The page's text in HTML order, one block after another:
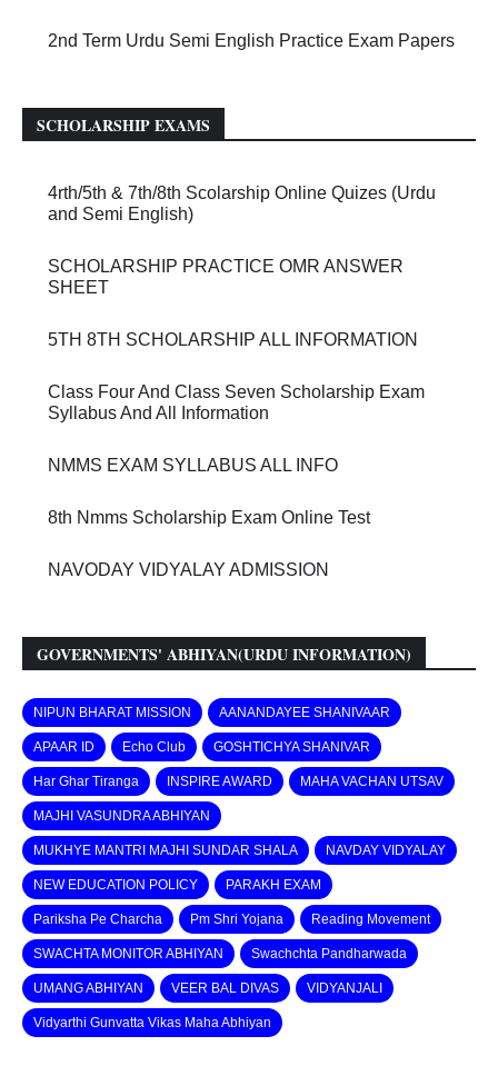
2nd Term Urdu Semi English Practice Exam Papers
SCHOLARSHIP EXAMS
4rth/5th & 7th/8th Scolarship Online Quizes (Urdu
and Semi English)
SCHOLARSHIP PRACTICE OMR ANSWER
SHEET
5TH 8TH SCHOLARSHIP ALL INFORMATION
Class Four And Class Seven Scholarship Exam
Syllabus And All Information
NMMS EXAM SYLLABUS ALL INFO
8th Nmms Scholarship Exam Online Test
NAVODAY VIDYALAY ADMISSION
GOVERNMENTS' ABHIYAN(URDU INFORMATION)
NIPUN BHARAT MISSION AANANDAYEE SHANIVAAR
APAAR ID Echo Club GOSHTICHYA SHANIVAR
Har Ghar Tiranga INSPIRE AWARD MAHA VACHAN UTSAV
MAJHI VASUNDRA ABHIYAN
MUKHYE MANTRI MAJHI SUNDAR SHALA NAVDAY VIDYALAY
NEW EDUCATION POLICY PARAKH EXAM
Pariksha Pe Charcha Pm Shri Yojana Reading Movement
SWACHTA MONITOR ABHIYAN Swachchta Pandharwada
UMANG ABHIYAN VEER BAL DIVAS VIDYANJALI
Vidyarthi Gunvatta Vikas Maha Abhiyan